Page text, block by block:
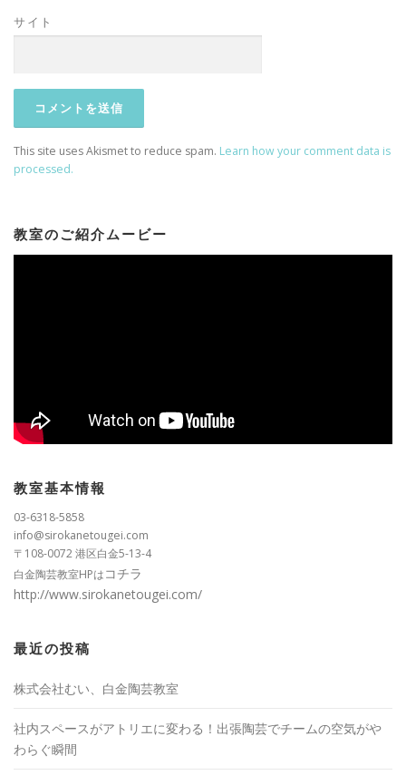
サイト
This site uses Akismet to reduce spam. Learn how your comment data is
processed.
教室のご紹介ムービー
教室基本情報
03-6318-5858
info@sirokanetougei.com
〒108-0072 港区白金5-13-4
白金陶芸教室HPはコチラ
http://www.sirokanetougei.com/
最近の投稿
株式会社むい、白金陶芸教室
社内スペースがアトリエに変わる！出張陶芸でチームの空気がや
わらぐ瞬間